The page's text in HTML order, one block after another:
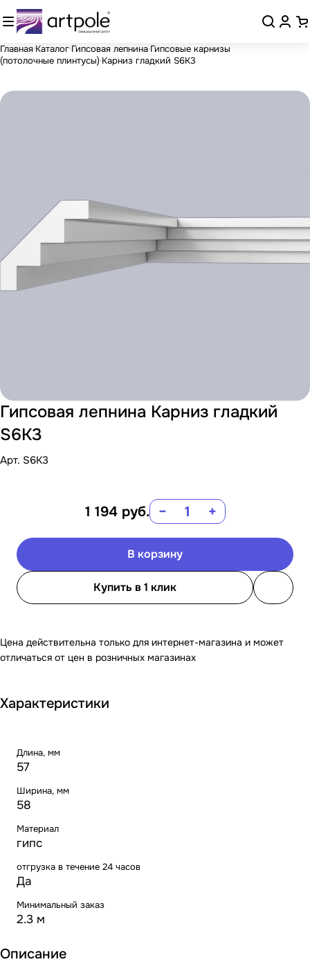
Главная Каталог Гипсовая лепнина Гипсовые карнизы
(потолочные плинтусы) Карниз гладкий S6K3
Гипсовая лепнина Карниз гладкий
S6K3
Арт. S6K3
1 194 руб. − +
В корзину
Купить в 1 клик
Цена действительна только для интернет-магазина и может
отличаться от цен в розничных магазинах
Характеристики
Длина, мм
57
Ширина, мм
58
Материал
гипс
отгрузка в течение 24 часов
Да
Минимальный заказ
2.3 м
Описание